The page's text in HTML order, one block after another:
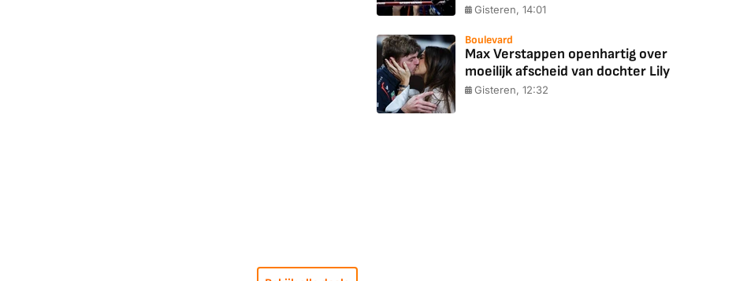
Gisteren, 14:01
Boulevard
Max Verstappen openhartig over
moeilijk afscheid van dochter Lily
Gisteren, 12:32